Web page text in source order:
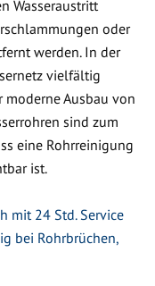
Wasseraustritt
oder
werden. In der
vielfältig
Ausbau von
sind zum
eine Rohrreinigung
ist.
mit 24 Std. Service
bei Rohrbrüchen,